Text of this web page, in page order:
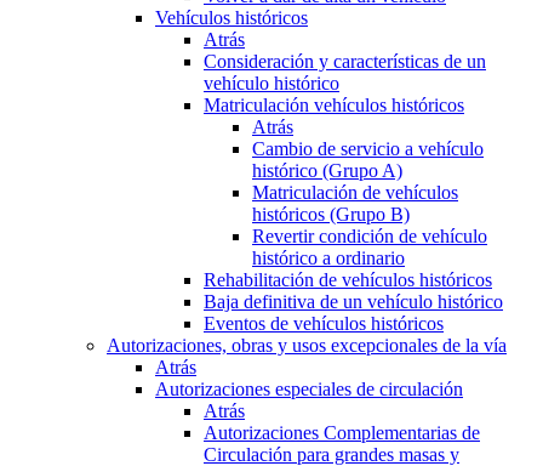
Vehículos históricos
Atrás
Consideración y características de un
vehículo histórico
Matriculación vehículos históricos
Atrás
Cambio de servicio a vehículo
histórico (Grupo A)
Matriculación de vehículos
históricos (Grupo B)
Revertir condición de vehículo
histórico a ordinario
Rehabilitación de vehículos históricos
Baja definitiva de un vehículo histórico
Eventos de vehículos históricos
Autorizaciones, obras y usos excepcionales de la vía
Atrás
Autorizaciones especiales de circulación
Atrás
Autorizaciones Complementarias de
Circulación para grandes masas y